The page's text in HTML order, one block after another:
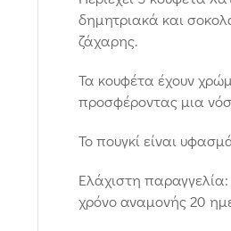
δημητριακά και
ζάχαρης.
Τα κουφέτα έχουν
προσφέροντας μια
Το πουγκί είναι
Ελάχιστη
χρόνο αναμονής 20